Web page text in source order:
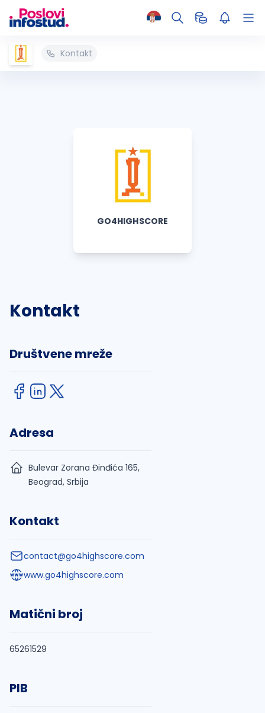
Kontakt
GO4HIGHSCORE
Kontakt
Društvene mreže
Adresa
Bulevar Zorana Đinđića 165,
Beograd, Srbija
Kontakt
contact@go4highscore.com
www.go4highscore.com
Matični broj
65261529
PIB